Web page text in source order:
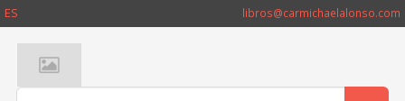
ES libros@carmichaelalonso.com